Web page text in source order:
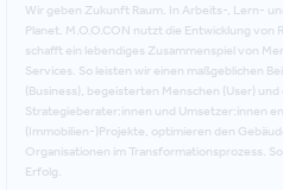
Wir geben Zukunft Raum. In Arbeits-, Lern-
Planet. M.O.O.CON nutzt die Entwicklung von
schafft ein lebendiges Zusammenspiel von
Services. So leisten wir einen maßgeblichen
(Business), begeisterten Menschen (User)
Strategieberater:innen und Umsetzer:innen
(Immobilien-)Projekte, optimieren den
Organisationen im Transformationsprozess.
Erfolg.